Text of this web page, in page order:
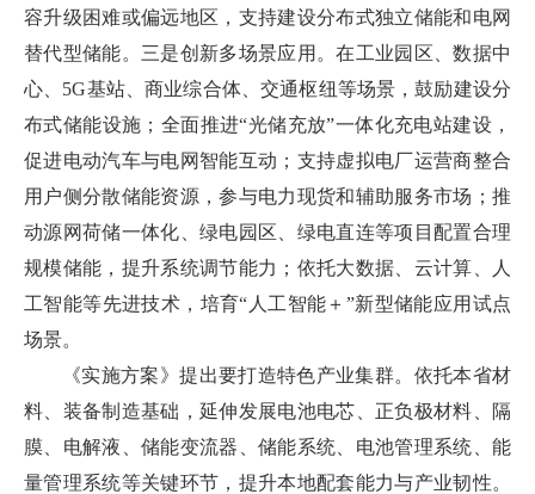
容升级困难或偏远地区，支持建设分布式独立储能和电网
替代型储能。三是创新多场景应用。在工业园区、数据中
心、5G基站、商业综合体、交通枢纽等场景，鼓励建设分
布式储能设施；全面推进“光储充放”一体化充电站建设，
促进电动汽车与电网智能互动；支持虚拟电厂运营商整合
用户侧分散储能资源，参与电力现货和辅助服务市场；推
动源网荷储一体化、绿电园区、绿电直连等项目配置合理
规模储能，提升系统调节能力；依托大数据、云计算、人
工智能等先进技术，培育“人工智能＋”新型储能应用试点
场景。
《实施方案》提出要打造特色产业集群。依托本省材
料、装备制造基础，延伸发展电池电芯、正负极材料、隔
膜、电解液、储能变流器、储能系统、电池管理系统、能
量管理系统等关键环节，提升本地配套能力与产业韧性。